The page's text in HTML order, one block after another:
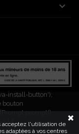

réservés. L'abus
avec modération.
(e) => {
deferredPrompt = e;
install-button');
bouton
{ if
a été
acceptez l'utilisation de
adaptées à vos centres